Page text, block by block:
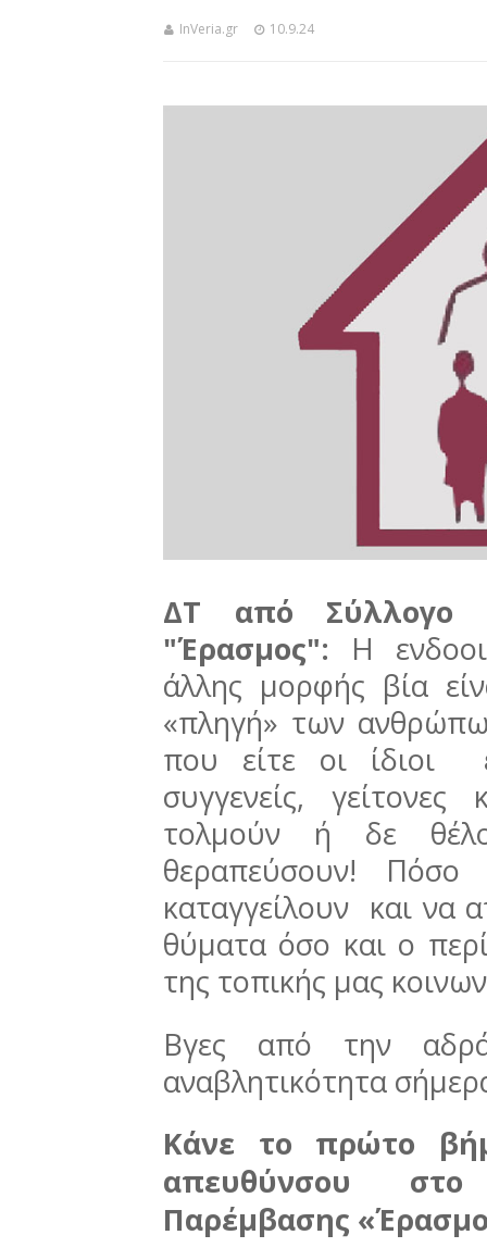
InVeria.gr 10.9.24
ΔΤ από Σύλλογο
"Έρασμος": Η
άλλης μορφής βία
«πληγή» των
που είτε οι ίδιοι
συγγενείς,
τολμούν ή δε
θεραπεύσουν!
καταγγείλουν και να
θύματα όσο και ο
της τοπικής μας
Βγες από την
αναβλητικότητα
Κάνε το πρώτο
απευθύνσου στο
Παρέμβασης